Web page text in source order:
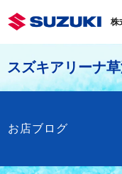
株
スズキアリーナ
お店ブログ